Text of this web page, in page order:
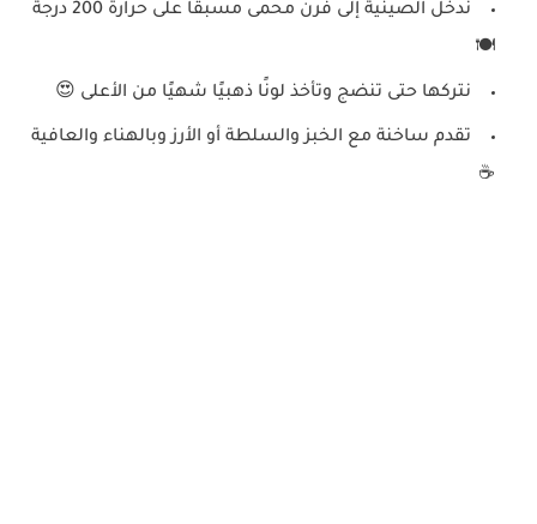
ندخل الصينية إلى فرن محمى مسبقًا على حرارة 200 درجة
🍽️
نتركها حتى تنضج وتأخذ لونًا ذهبيًا شهيًا من الأعلى 😍
تقدم ساخنة مع الخبز والسلطة أو الأرز وبالهناء والعافية
☕